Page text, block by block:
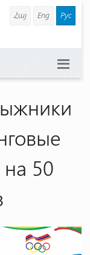
Հայ Eng Рус
50